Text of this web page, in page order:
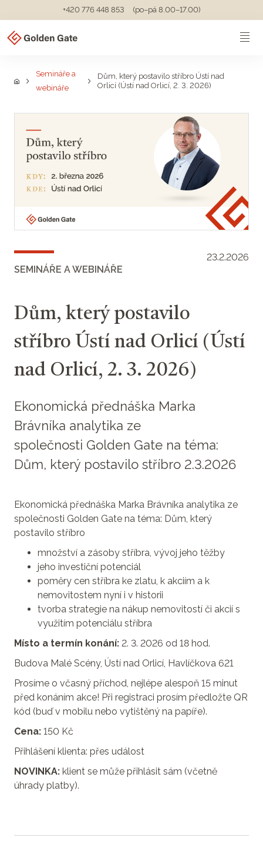
+420 776 448 853 (po–pá 8.00–17.00)
Semináře a
webináře
Dům, který postavilo stříbro Ústí nad
Orlicí (Ústí nad Orlicí, 2. 3. 2026)
SEMINÁŘE A WEBINÁŘE
23.2.2026
Dům, který postavilo
stříbro Ústí nad Orlicí (Ústí
nad Orlicí, 2. 3. 2026)
Ekonomická přednáška Marka
Brávníka analytika ze
společnosti Golden Gate na téma:
Dům, který postavilo stříbro 2.3.2026
Ekonomická přednáška Marka Brávníka analytika ze
společnosti Golden Gate na téma: Dům, který
postavilo stříbro
množství a zásoby stříbra, vývoj jeho těžby
jeho investiční potenciál
poměry cen stříbra ke zlatu, k akciím a k
nemovitostem nyní i v historii
tvorba strategie na nákup nemovitostí či akcií s
využitím potenciálu stříbra
Místo a termín konání: 2. 3. 2026 od 18 hod.
Budova Malé Scény, Ústí nad Orlicí, Havlíčkova 621
Prosíme o včasný příchod, nejlépe alespoň 15 minut
před konáním akce! Při registraci prosím předložte QR
kód (buď v mobilu nebo vytištěný na papíře).
Cena: 150 Kč
Přihlášení klienta: přes událost
NOVINKA: klient se může přihlásit sám (včetně
úhrady platby).